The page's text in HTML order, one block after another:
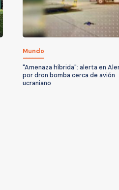
Mundo
"Amenaza híbrida": alerta en
por dron bomba cerca de avión
ucraniano